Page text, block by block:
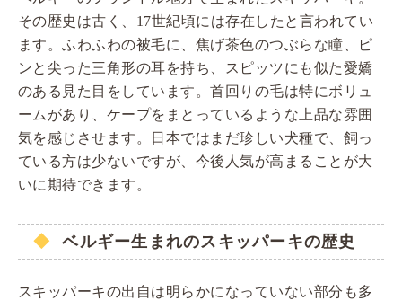
その歴史は古く、17世紀頃には存在したと言われてい
ます。ふわふわの被毛に、焦げ茶色のつぶらな瞳、ピ
ンと尖った三角形の耳を持ち、スピッツにも似た愛嬌
のある見た目をしています。首回りの毛は特にボリュ
ームがあり、ケープをまとっているような上品な雰囲
気を感じさせます。日本ではまだ珍しい犬種で、飼っ
ている方は少ないですが、今後人気が高まることが大
いに期待できます。
ベルギー生まれのスキッパーキの歴史
スキッパーキの出自は明らかになっていない部分も多